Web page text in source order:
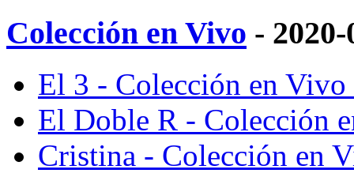
Colección en Vivo -
El 3 - Colección en
El Doble R - Colección
Cristina - Colección en